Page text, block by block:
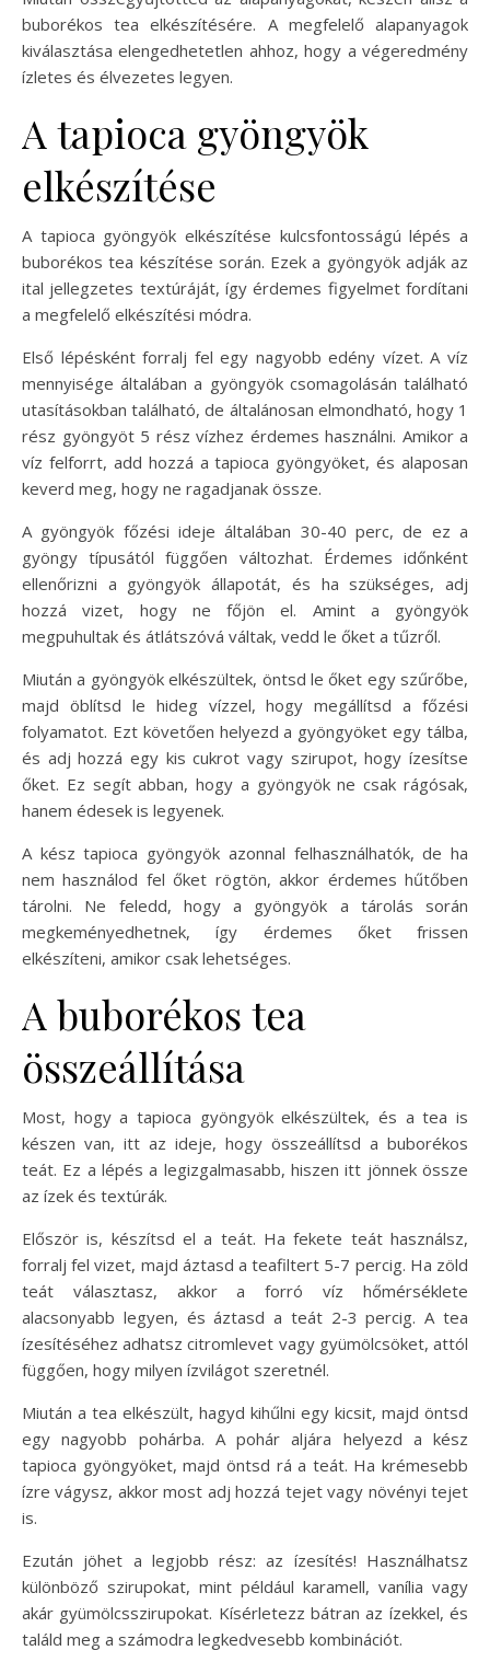
buborékos tea elkészítésére. A megfelelő alapanyagok
kiválasztása elengedhetetlen ahhoz, hogy a végeredmény
ízletes és élvezetes legyen.
A tapioca gyöngyök
elkészítése
A tapioca gyöngyök elkészítése kulcsfontosságú lépés a
buborékos tea készítése során. Ezek a gyöngyök adják az
ital jellegzetes textúráját, így érdemes figyelmet fordítani
a megfelelő elkészítési módra.
Első lépésként forralj fel egy nagyobb edény vízet. A víz
mennyisége általában a gyöngyök csomagolásán található
utasításokban található, de általánosan elmondható, hogy 1
rész gyöngyöt 5 rész vízhez érdemes használni. Amikor a
víz felforrt, add hozzá a tapioca gyöngyöket, és alaposan
keverd meg, hogy ne ragadjanak össze.
A gyöngyök főzési ideje általában 30-40 perc, de ez a
gyöngy típusától függően változhat. Érdemes időnként
ellenőrizni a gyöngyök állapotát, és ha szükséges, adj
hozzá vizet, hogy ne főjön el. Amint a gyöngyök
megpuhultak és átlátszóvá váltak, vedd le őket a tűzről.
Miután a gyöngyök elkészültek, öntsd le őket egy szűrőbe,
majd öblítsd le hideg vízzel, hogy megállítsd a főzési
folyamatot. Ezt követően helyezd a gyöngyöket egy tálba,
és adj hozzá egy kis cukrot vagy szirupot, hogy ízesítse
őket. Ez segít abban, hogy a gyöngyök ne csak rágósak,
hanem édesek is legyenek.
A kész tapioca gyöngyök azonnal felhasználhatók, de ha
nem használod fel őket rögtön, akkor érdemes hűtőben
tárolni. Ne feledd, hogy a gyöngyök a tárolás során
megkeményedhetnek, így érdemes őket frissen
elkészíteni, amikor csak lehetséges.
A buborékos tea
összeállítása
Most, hogy a tapioca gyöngyök elkészültek, és a tea is
készen van, itt az ideje, hogy összeállítsd a buborékos
teát. Ez a lépés a legizgalmasabb, hiszen itt jönnek össze
az ízek és textúrák.
Először is, készítsd el a teát. Ha fekete teát használsz,
forralj fel vizet, majd áztasd a teafiltert 5-7 percig. Ha zöld
teát választasz, akkor a forró víz hőmérséklete
alacsonyabb legyen, és áztasd a teát 2-3 percig. A tea
ízesítéséhez adhatsz citromlevet vagy gyümölcsöket, attól
függően, hogy milyen ízvilágot szeretnél.
Miután a tea elkészült, hagyd kihűlni egy kicsit, majd öntsd
egy nagyobb pohárba. A pohár aljára helyezd a kész
tapioca gyöngyöket, majd öntsd rá a teát. Ha krémesebb
ízre vágysz, akkor most adj hozzá tejet vagy növényi tejet
is.
Ezután jöhet a legjobb rész: az ízesítés! Használhatsz
különböző szirupokat, mint például karamell, vanília vagy
akár gyümölcsszirupokat. Kísérletezz bátran az ízekkel, és
találd meg a számodra legkedvesebb kombinációt.